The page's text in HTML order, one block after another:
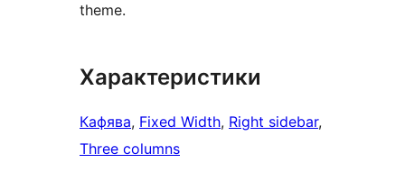
theme.
Характеристики
Кафява, Fixed Width, Right sidebar
Three columns